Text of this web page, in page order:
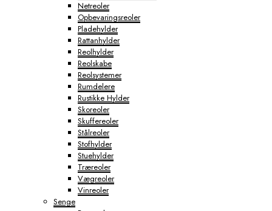
Netreoler
Opbevaringsreoler
Pladehylder
Rattanhylder
Reolhylder
Reolskabe
Reolsystemer
Rumdelere
Rustikke Hylder
Skoreoler
Skuffereoler
Stålreoler
Stofhylder
Stuehylder
Træreoler
Vægreoler
Vinreoler
Senge